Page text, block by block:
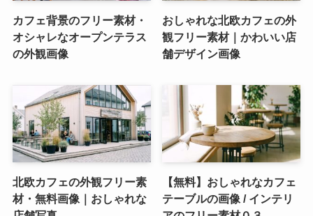
カフェ背景のフリー素材・
オシャレなオープンテラス
の外観画像
おしゃれな北欧カフェの外
観フリー素材｜かわいい店
舗デザイン画像
北欧カフェの外観フリー素
材・無料画像｜おしゃれな
【無料】おしゃれなカフェ
テーブルの画像 / インテリ